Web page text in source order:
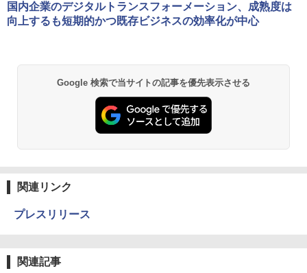
国内企業のデジタルトランスフォーメーション、成熟度は
向上するも短期的かつ既存ビジネスの効率化が中心
Google 検索で当サイトの記事を優先表示させる
関連リンク
プレスリリース
関連記事